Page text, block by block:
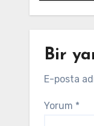
Bir
E-posta
Yorum *